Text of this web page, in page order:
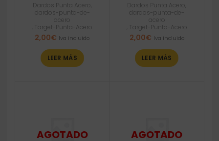
Dardos Punta Acero
dardos-punta-de-
acero
Target-Punta-Acero
2,00€ Iva incluido
LEER MÁS
Dardos Punta Acero
dardos-punta-de-
acero
Target-Punta-Acero
2,00€ Iva incluido
LEER MÁS